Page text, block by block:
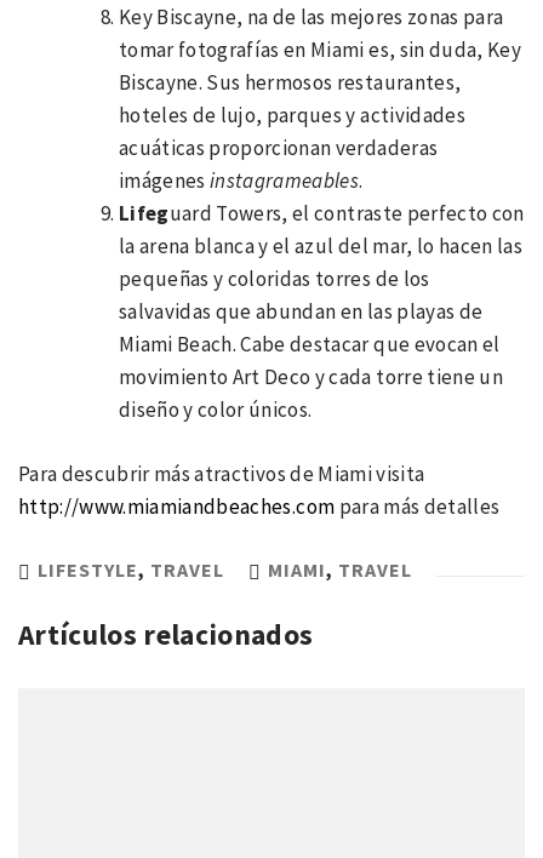
Key Biscayne, na de las mejores zonas para
tomar fotografías en Miami es, sin duda, Key
Biscayne. Sus hermosos restaurantes,
hoteles de lujo, parques y actividades
acuáticas proporcionan verdaderas
imágenesinstagrameables.
Lifeguard Towers, el contraste perfecto con
la arena blanca y el azul del mar, lo hacen las
pequeñas y coloridas torres de los
salvavidas que abundan en las playas de
Miami Beach. Cabe destacar que evocan el
movimiento Art Deco y cada torre tiene un
diseño y color únicos.
Para descubrir más atractivos de Miami visita
http://www.miamiandbeaches.com para más detalles
LIFESTYLE, TRAVEL MIAMI, TRAVEL
Artículos relacionados